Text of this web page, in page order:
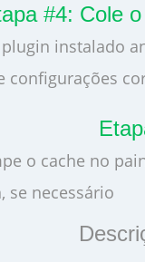
#4: Cole
instalado
configurações
o cache no
se necessário